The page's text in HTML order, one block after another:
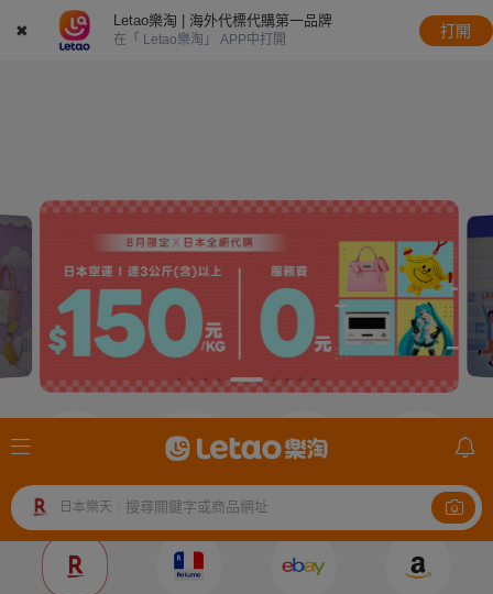
✖
Letao樂淘 | 海外代標代購第一品牌
在「 Letao樂淘」 APP中打開
打開
日本樂天 搜尋關鍵字或商品網址
Auction
Fleamarket
mercari